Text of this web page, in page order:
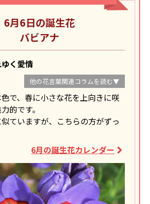
6月6日の誕生花
バビアナ
く愛情
他の花言葉関連コラムを読む▼
で、春に小さな花を上向きに咲
的です。
ていますが、こちらの方がずっ
6月の誕生花カレンダー